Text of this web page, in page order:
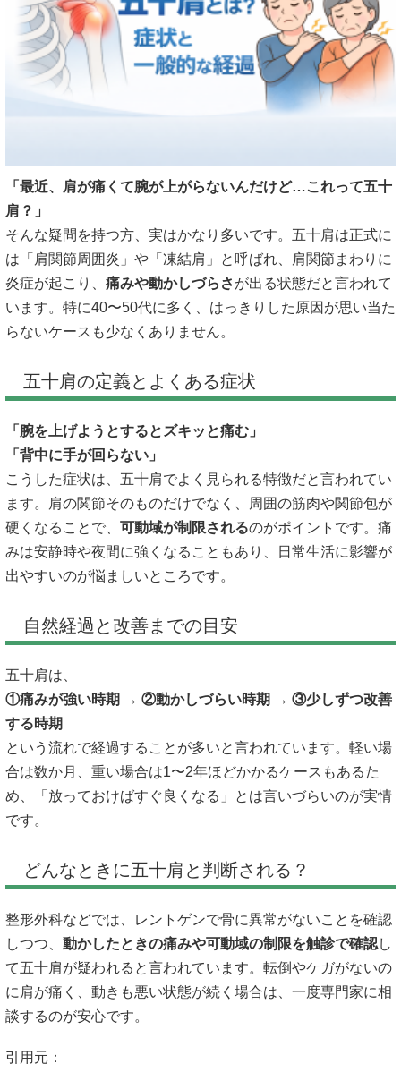
「最近、肩が痛くて腕が上がらないんだけど…これって五十
肩？」
そんな疑問を持つ方、実はかなり多いです。五十肩は正式に
は「肩関節周囲炎」や「凍結肩」と呼ばれ、肩関節まわりに
炎症が起こり、 痛みや動かしづらさが出る状態だと言われて
います。特に40〜50代に多く、はっきりした原因が思い当た
らないケースも少なくありません。
五十肩の定義とよくある症状
「腕を上げようとするとズキッと痛む」
「背中に手が回らない」
こうした症状は、五十肩でよく見られる特徴だと言われてい
ます。肩の関節そのものだけでなく、周囲の筋肉や関節包が
硬くなることで、 可動域が制限されるのがポイントです。痛
みは安静時や夜間に強くなることもあり、日常生活に影響が
出やすいのが悩ましいところです。
自然経過と改善までの目安
五十肩は、
①痛みが強い時期 → ②動かしづらい時期 → ③少しずつ改善
する時期
という流れで経過することが多いと言われています。軽い場
合は数か月、重い場合は1〜2年ほどかかるケースもあるた
め、「放っておけばすぐ良くなる」とは言いづらいのが実情
です。
どんなときに五十肩と判断される？
整形外科などでは、レントゲンで骨に異常がないことを確認
しつつ、 動かしたときの痛みや可動域の制限を触診で確認し
て五十肩が疑われると言われています。転倒やケガがないの
に肩が痛く、動きも悪い状態が続く場合は、一度専門家に相
談するのが安心です。
引用元：